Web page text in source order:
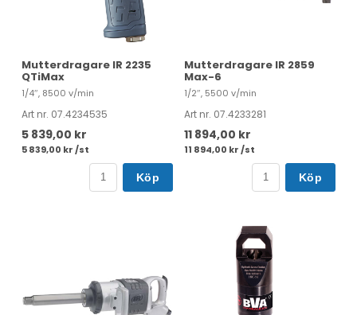
Mutterdragare IR 2235
QTiMax
1/4″, 8500 v/min
Art nr. 07.4234535
5 839,00 kr
5 839,00 kr /st
Köp
Mutterdragare IR 2859
Max-6
1/2″, 5500 v/min
Art nr. 07.4233281
11 894,00 kr
11 894,00 kr /st
Köp